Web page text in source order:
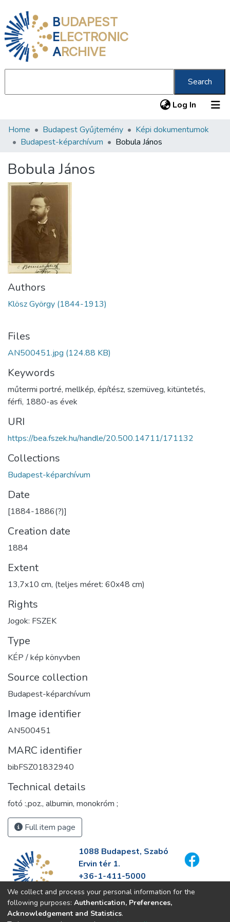
BUDAPEST
ELECTRONIC
ARCHIVE
Search
Log In (current)
Communities & Collections
Statistics
About us
Home Budapest Gyűjtemény
Képi dokumentumok
Budapest-képarchívum
Bobula János
Bobula János
Authors
Klösz György (1844-1913)
Files
AN500451.jpg (124.88 KB)
Keywords
műtermi portré, mellkép, építész, szemüveg, kitüntetés,
férfi, 1880-as évek
URI
https://bea.fszek.hu/handle/20.500.14711/171132
Collections
Budapest-képarchívum
Date
[1884-1886(?)]
Creation date
1884
Extent
13,7x10 cm, (teljes méret: 60x48 cm)
Rights
Jogok: FSZEK
Type
KÉP / kép könyvben
Source collection
Budapest-képarchívum
Image identifier
AN500451
MARC identifier
bibFSZ01832940
Technical details
fotó :,poz., albumin, monokróm ;
Full item page
1088 Budapest, Szabó
Ervin tér 1.
+36-1-411-5000
info@fszek.hu
https://fszek.hu
We collect and process your personal information for the
following purposes: Authentication, Preferences,
Acknowledgement and Statistics.